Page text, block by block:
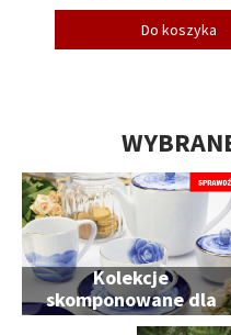
Do koszyka
Kolekcje
skomponowane dla
Ciebie